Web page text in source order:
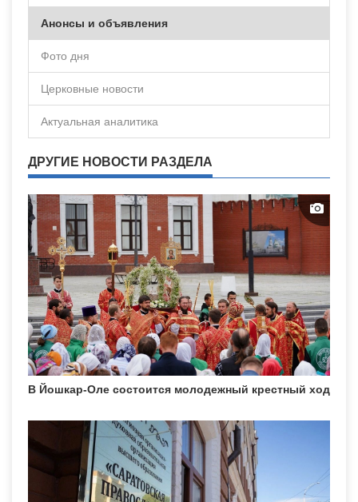
Анонсы и объявления
Фото дня
Церковные новости
Актуальная аналитика
ДРУГИЕ НОВОСТИ РАЗДЕЛА
В Йошкар-Оле состоится молодежный крестный ход